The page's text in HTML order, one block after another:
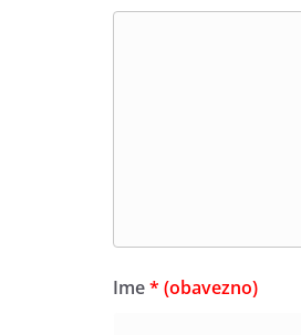
Ime* (obavezno)